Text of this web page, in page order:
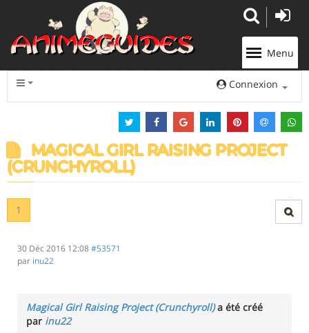
Menu
Connexion
MAGICAL GIRL RAISING PROJECT
(CRUNCHYROLL)
1
30 Déc 2016 12:08#53571
par inu22
Magical Girl Raising Project (Crunchyroll)a été créé
par inu22
Panneau de gestion des cookies